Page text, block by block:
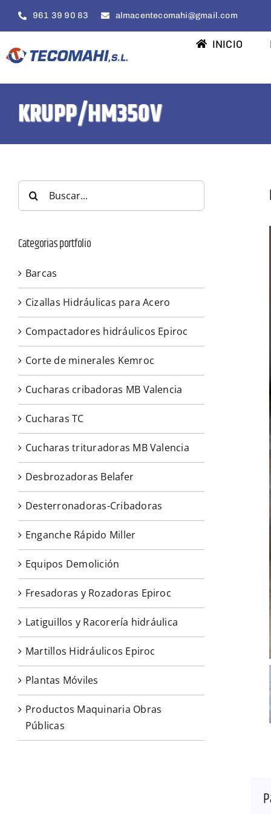
961 39 90 83 almacentecomahi@gmail.com
INICIO
KRUPP/HM350V
Categorias portfolio
Barcas
Cizallas Hidráulicas para Acero
Compactadores hidráulicos Epiroc
Corte de minerales Kemroc
Cucharas cribadoras MB Valencia
Cucharas TC
Cucharas trituradoras MB Valencia
Desbrozadoras Belafer
Desterronadoras-Cribadoras
Enganche Rápido Miller
Equipos Demolición
Fresadoras y Rozadoras Epiroc
Latiguillos y Racorería hidráulica
Martillos Hidráulicos Epiroc
Plantas Móviles
Productos Maquinaria Obras
Públicas